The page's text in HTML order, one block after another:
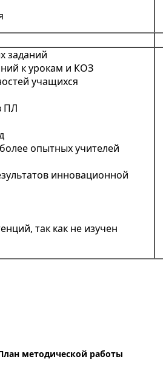
заданий
к урокам и КОЗ
учащихся
ПЛ
опытных учителей
инновационной
так как не изучен
методической работы